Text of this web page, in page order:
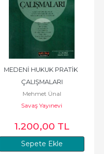
Sepete Ekle
MEDENİ HUKUK PRATİK
ÇALIŞMALARI
Mehmet Ünal
Savaş Yayınevi
1.200,00 TL